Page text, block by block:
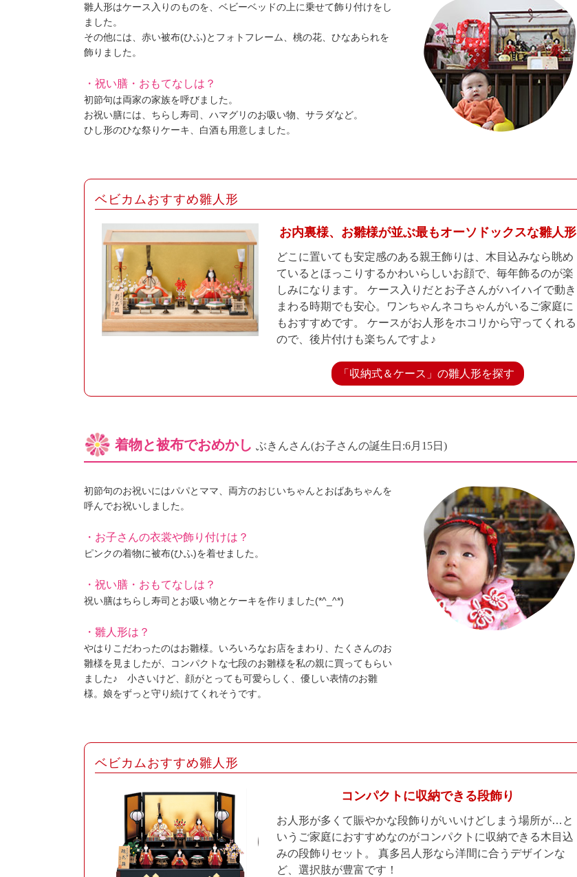
雛人形はケース入りのものを、ベビーベッドの上に乗せて飾り付けをし
ました。
その他には、赤い被布(ひふ)とフォトフレーム、桃の花、ひなあられを
飾りました。
・祝い膳・おもてなしは？
初節句は両家の家族を呼びました。
お祝い膳には、ちらし寿司、ハマグリのお吸い物、サラダなど。
ひし形のひな祭りケーキ、白酒も用意しました。
ベビカムおすすめ雛人形
お内裏様、お雛様が並ぶ最もオーソドックスな雛人形
どこに置いても安定感のある親王飾りは、木目込みなら眺め
ているとほっこりするかわいらしいお顔で、毎年飾るのが楽
しみになります。 ケース入りだとお子さんがハイハイで動き
まわる時期でも安心。ワンちゃんネコちゃんがいるご家庭に
もおすすめです。 ケースがお人形をホコリから守ってくれる
ので、後片付けも楽ちんですよ♪
「収納式＆ケース」の雛人形を探す
着物と被布でおめかし ぶきんさん(お子さんの誕生日:6月15日)
初節句のお祝いにはパパとママ、両方のおじいちゃんとおばあちゃんを
呼んでお祝いしました。
・お子さんの衣裳や飾り付けは？
ピンクの着物に被布(ひふ)を着せました。
・祝い膳・おもてなしは？
祝い膳はちらし寿司とお吸い物とケーキを作りました(*^_^*)
・雛人形は？
やはりこだわったのはお雛様。いろいろなお店をまわり、たくさんのお
雛様を見ましたが、コンパクトな七段のお雛様を私の親に買ってもらい
ました♪ 小さいけど、顔がとっても可愛らしく、優しい表情のお雛
様。娘をずっと守り続けてくれそうです。
ベビカムおすすめ雛人形
コンパクトに収納できる段飾り
お人形が多くて賑やかな段飾りがいいけどしまう場所が…と
いうご家庭におすすめなのがコンパクトに収納できる木目込
みの段飾りセット。 真多呂人形なら洋間に合うデザインな
ど、選択肢が豊富です！